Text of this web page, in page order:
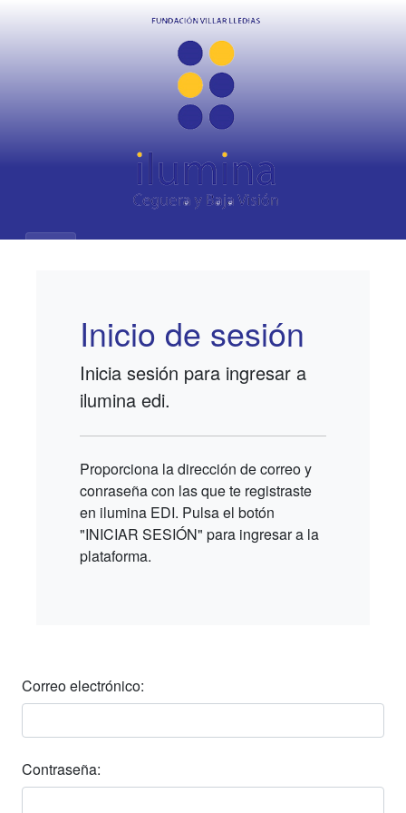
Inicio de sesión
Inicia sesión para ingresar a
ilumina edi.
Proporciona la dirección de correo y
conraseña con las que te registraste
en ilumina EDI. Pulsa el botón
"INICIAR SESIÓN" para ingresar a la
plataforma.
Correo electrónico:
Contraseña: